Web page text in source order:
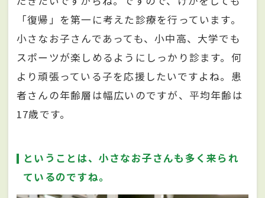
「復帰」を第一に考えた診療を行っています。
小さなお子さんであっても、小中高、大学でも
スポーツが楽しめるようにしっかり診ます。何
より頑張っている子を応援したいですよね。患
者さんの年齢層は幅広いのですが、平均年齢は
17歳です。
ということは、小さなお子さんも多く来られ
ているのですね。